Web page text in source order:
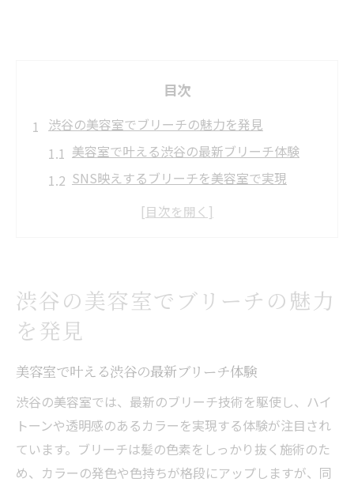
目次
渋谷の美容室でブリーチの魅力を発見
美容室で叶える渋谷の最新ブリーチ体験
SNS映えするブリーチを美容室で実現
美容室選びで変わる渋谷のブリーチ印象
美容室で実感する髪に優しいブリーチ体験
美容室なら安心のダメージレスブリーチ法
髪を守る美容室ブリーチのこだわりポイン
体験者が語る美容室のダメージケア施術
美容室で叶うダメージ最小ブリーチ事例
ハイトーンを叶える美容室選びのコツ
渋谷の美容室でブリーチの魅力
を発見
美容室で叶える渋谷の最新ブリーチ体験
渋谷の美容室では、最新のブリーチ技術を駆使し、ハイ
トーンや透明感のあるカラーを実現する体験が注目され
ています。ブリーチは髪の色素をしっかり抜く施術のた
め、カラーの発色や色持ちが格段にアップしますが、同